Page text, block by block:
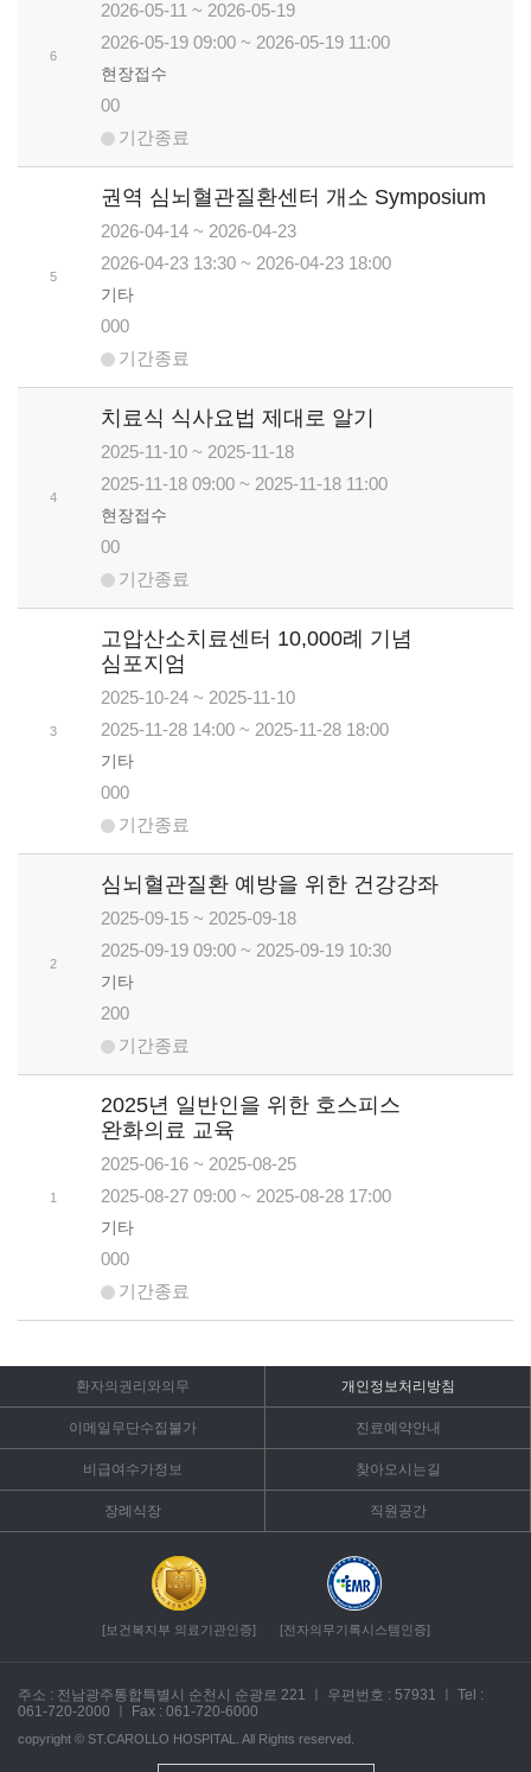
6
2026-05-11 ~ 2026-05-19
2026-05-19 09:00 ~ 2026-05-19 11:00
현장접수
00
기간종료
5
권역 심뇌혈관질환센터 개소 Symposium
2026-04-14 ~ 2026-04-23
2026-04-23 13:30 ~ 2026-04-23 18:00
기타
000
기간종료
4
치료식 식사요법 제대로 알기
2025-11-10 ~ 2025-11-18
2025-11-18 09:00 ~ 2025-11-18 11:00
현장접수
00
기간종료
3
고압산소치료센터 10,000례 기념
심포지엄
2025-10-24 ~ 2025-11-10
2025-11-28 14:00 ~ 2025-11-28 18:00
기타
000
기간종료
2
심뇌혈관질환 예방을 위한 건강강좌
2025-09-15 ~ 2025-09-18
2025-09-19 09:00 ~ 2025-09-19 10:30
기타
200
기간종료
1
2025년 일반인을 위한 호스피스
완화의료 교육
2025-06-16 ~ 2025-08-25
2025-08-27 09:00 ~ 2025-08-28 17:00
기타
000
기간종료
환자의권리와의무 개인정보처리방침
이메일무단수집불가 진료예약안내
비급여수가정보 찾아오시는길
장례식장 직원공간
[보건복지부 의료기관인증] [전자의무기록시스템인증]
주소 : 전남광주통합특별시 순천시 순광로 221 우편번호 : 57931
Tel :
061-720-2000
Fax : 061-720-6000
copyright © ST.CAROLLO HOSPITAL. All Rights reserved.